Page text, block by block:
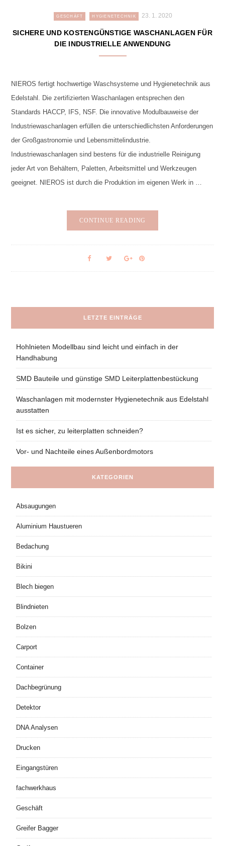
GESCHÄFT HYGIENETECHNIK 23. 1. 2020
SICHERE UND KOSTENGÜNSTIGE WASCHANLAGEN FÜR
DIE INDUSTRIELLE ANWENDUNG
NIEROS fertigt hochwertige Waschsysteme und Hygienetechnik aus
Edelstahl. Die zertifizierten Waschanlagen entsprechen den
Standards HACCP, IFS, NSF. Die innovative Modulbauweise der
Industriewaschanlagen erfüllen die unterschiedlichsten Anforderungen
der Großgastronomie und Lebensmittelindustrie.
Industriewaschanlagen sind bestens für die industrielle Reinigung
jeder Art von Behältern, Paletten, Arbeitsmittel und Werkzeugen
geeignet. NIEROS ist durch die Produktion im eigenen Werk in …
CONTINUE READING
LETZTE EINTRÄGE
Hohlnieten Modellbau sind leicht und einfach in der
Handhabung
SMD Bauteile und günstige SMD Leiterplattenbestückung
Waschanlagen mit modernster Hygienetechnik aus Edelstahl
ausstatten
Ist es sicher, zu leiterplatten schneiden?
Vor- und Nachteile eines Außenbordmotors
KATEGORIEN
Absaugungen
Aluminium Haustueren
Bedachung
Bikini
Blech biegen
Blindnieten
Bolzen
Carport
Container
Dachbegrünung
Detektor
DNA Analysen
Drucken
Eingangstüren
fachwerkhaus
Geschäft
Greifer Bagger